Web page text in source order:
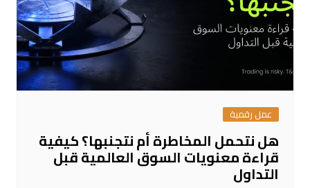
عمل رقمية
هل نتحمل المخاطرة أم نتجنبها؟ كيفية
قراءة معنويات السوق العالمية قبل
التداول